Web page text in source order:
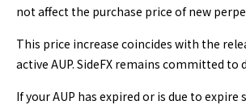
not affect the purchase price of new
This price increase coincides with the
active AUP. SideFX remains committed
If your AUP has expired or is due to